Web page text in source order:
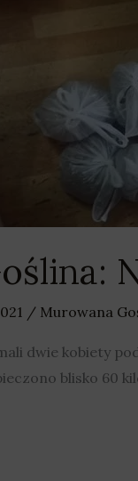
/ Murowana
dwie kobiety
blisko 60